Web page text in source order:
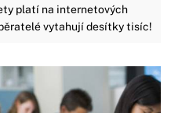
platí na internetových
vytahují desítky tisíc!